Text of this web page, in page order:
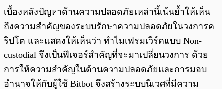
เบื้องหลังปัญหาด้านความปลอดภัยเหล่านี้เน้นย้ำให้เห็น
ถึงความสำคัญของระบบรักษาความปลอดภัยในวงการค
ริปโต และแสดงให้เห็นว่า ทำไมเฟรมเวิร์คแบบ Non-
custodial จึงเป็นฟีเจอร์สำคัญที่จะมาเปลี่ยนวงการ ด้วย
การให้ความสำคัญในด้านความปลอดภัยและการมอบ
อำนาจให้กับผู้ใช้ Bitbot จึงสร้างระบบนิเวศที่มีความ